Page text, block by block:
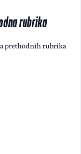
rubrika
prethodnih rubrika